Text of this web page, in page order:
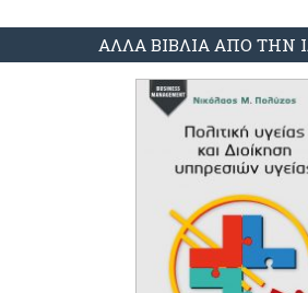
ΑΛΛΑ ΒΙΒΛΙΑ ΑΠΟ ΤΗΝ